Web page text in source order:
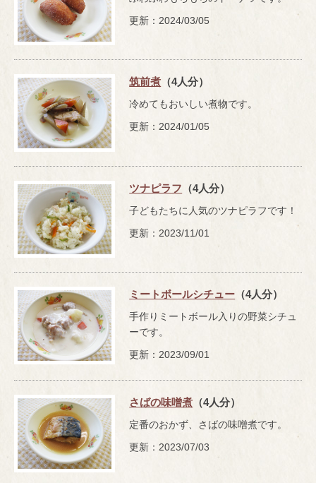
更新：2024/03/05
筑前煮 （4人分）
冷めてもおいしい煮物です。
更新：2024/01/05
ツナピラフ （4人分）
子どもたちに人気のツナピラフです！
更新：2023/11/01
ミートボールシチュー （4人分）
手作りミートボール入りの野菜シチュ
ーです。
更新：2023/09/01
さばの味噌煮 （4人分）
定番のおかず、さばの味噌煮です。
更新：2023/07/03